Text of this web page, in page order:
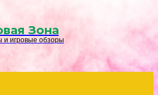
Зона
и игровые обзоры